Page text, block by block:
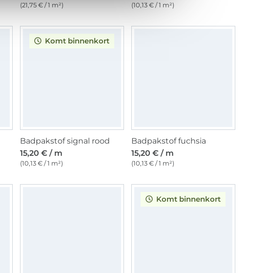
(21,75 € / 1 m²) (10,13 € / 1 m²)
Komt binnenkort
Badpakstof signal rood
15,20 € / m
(10,13 € / 1 m²)
Badpakstof fuchsia
15,20 € / m
(10,13 € / 1 m²)
Komt binnenkort